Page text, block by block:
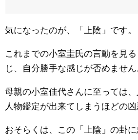
気になったのが、「上陰」です。
これまでの小室圭氏の言動を見
じ、自分勝手な感じが否めません
母親の小室佳代さんに至っては
人物鑑定が出来てしまうほどの凶
おそらくは、この「上陰」の卦